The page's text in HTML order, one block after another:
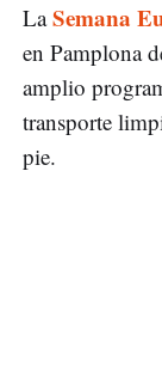
LaSemana
en Pamplona
amplio
transporte
pie.